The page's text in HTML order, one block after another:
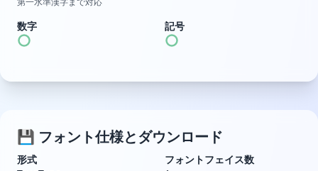
数字 記号
💾 フォント仕様とダウンロード
形式
フォントフェイス数